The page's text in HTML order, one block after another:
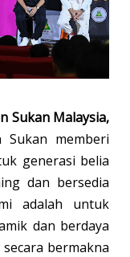
Sukan Malaysia,
Sukan memberi
generasi belia
dan bersedia
adalah untuk
dan berdaya
bermakna